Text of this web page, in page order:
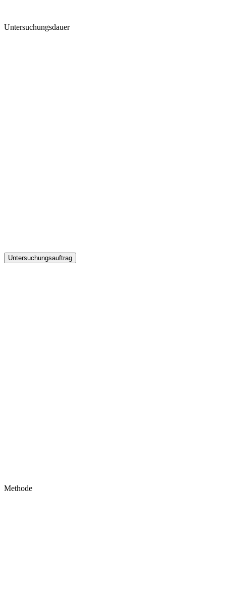
Untersuchungsdauer
Untersuchungsauftrag
Methode